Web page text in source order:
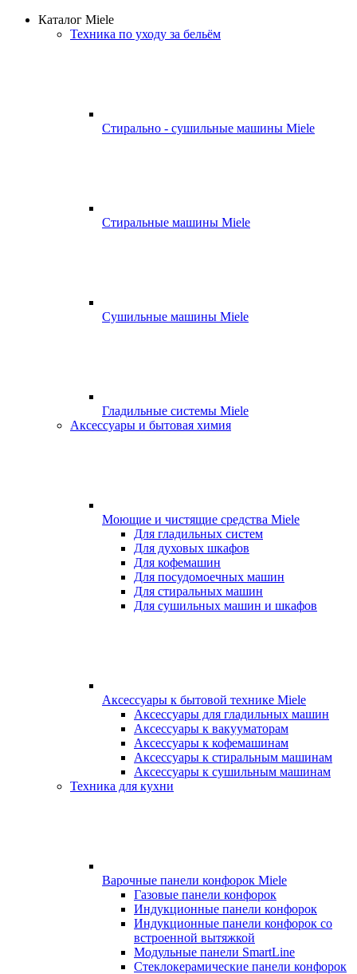
Каталог Miele
Техника по уходу за бельём
Стирально - сушильные машины Miele
Стиральные машины Miele
Сушильные машины Miele
Гладильные системы Miele
Аксессуары и бытовая химия
Моющие и чистящие средства Miele
Для гладильных систем
Для духовых шкафов
Для кофемашин
Для посудомоечных машин
Для стиральных машин
Для сушильных машин и шкафов
Аксессуары к бытовой технике Miele
Аксессуары для гладильных машин
Аксессуары к вакууматорам
Аксессуары к кофемашинам
Аксессуары к стиральным машинам
Аксессуары к сушильным машинам
Техника для кухни
Варочные панели конфорок Miele
Газовые панели конфорок
Индукционные панели конфорок
Индукционные панели конфорок со
встроенной вытяжкой
Модульные панели SmartLine
Стеклокерамические панели конфорок